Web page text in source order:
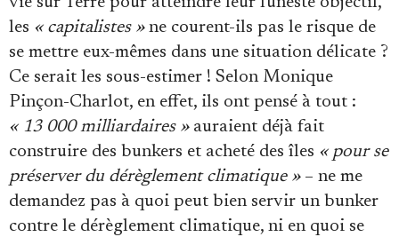
les « capitalistes »ne courent-ils pas le risque de
se mettre eux-mêmes dans une situation délicate ?
Ce serait les sous-estimer ! Selon Monique
Pinçon-Charlot, en effet, ils ont pensé à tout :
« 13 000 milliardaires »auraient déjà fait
construire des bunkers et acheté des îles « pour se
préserver du dérèglement climatique »– ne me
demandez pas à quoi peut bien servir un bunker
contre le dérèglement climatique, ni en quoi se